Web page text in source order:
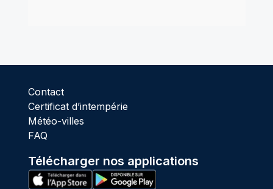
Contact
Certificat d’intempérie
Météo-villes
FAQ
Télécharger nos applications